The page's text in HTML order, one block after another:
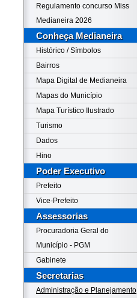
Regulamento concurso Miss
Medianeira 2026
Conheça Medianeira
Histórico / Símbolos
Bairros
Mapa Digital de Medianeira
Mapas do Município
Mapa Turístico Ilustrado
Turismo
Dados
Hino
Poder Executivo
Prefeito
Vice-Prefeito
Assessorias
Procuradoria Geral do
Município - PGM
Gabinete
Secretarias
Administração e Planejamento